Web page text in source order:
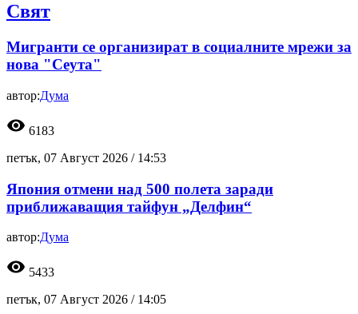
Свят
Мигранти се организират в социалните мрежи за
нова "Сеута"
автор:Дума
visibility 6183
петък, 07 Август 2026 / 14:53
Япония отмени над 500 полета заради
приближаващия тайфун „Делфин“
автор:Дума
visibility 5433
петък, 07 Август 2026 / 14:05